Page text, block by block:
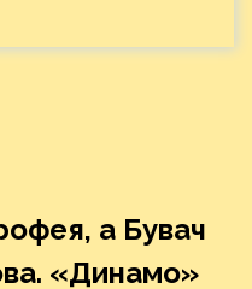
а Бувач
«Динамо»